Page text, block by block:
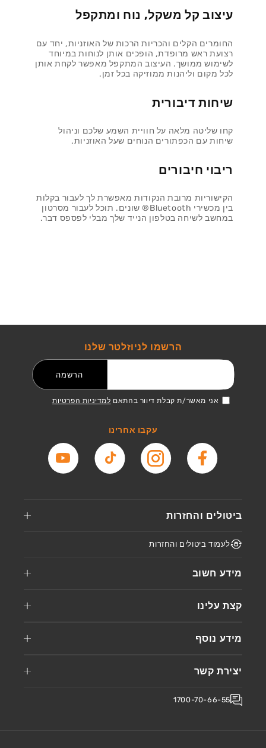
עיצוב קל משקל, נוח ומתקפל
החומרים הקלים והכריות הרכות של האוזניות, יחד עם
רצועת ראש מרופדת, הופכים אותן לנוחות במיוחד
לשימוש ממושך. העיצוב המתקפל מאפשר לקחת אותן
לכל מקום וליהנות ממוזיקה בכל זמן.
שיחות דיבורית
קחו שליטה מלאה על חוויית השמע שלכם וניהול
שיחות עם הכפתורים הנוחים שעל האוזניות.
ריבוי חיבורים
הקישוריות מרובת הנקודות מאפשרת לך לעבור בקלות
בין מכשירי Bluetooth® שונים. תוכל לעבור מסרטון
במחשב לשיחה בטלפון הנייד שלך מבלי לפספס דבר.
הרשמו לניוזלטר שלנו
הרשמה
אני מאשר/ת קבלת דיוור בהתאם למדיניות הפרטיות
עקבו אחרינו
פייסבוק אינסטגרם טיקטוק יוטיוב
ביטולים והחזרות
לעמוד ביטולים והחזרות
מידע חשוב
קצת עלינו
מידע נוסף
יצירת קשר
1700-70-66-55